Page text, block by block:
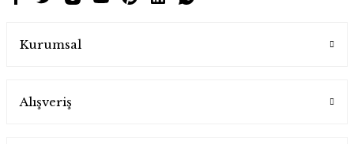
Kurumsal
Alışveriş